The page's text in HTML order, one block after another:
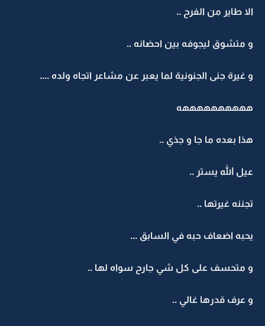
الا طاير من الفرح ..
و متشوق ليجوفه بين احضانه ..
و غيرة جنى الجنونية لما يعبر عن مشاعر اتجاه ولده ....
ههههههههههه
هذا بعده ما جا و جذي ..
عيل الله يستر ..
تجننه غيرتها ..
يحبه اضعاف حبه في السابق ...
و متحسف على كل شي جارح سواه لها ..
و عرف قدرها غالي ..